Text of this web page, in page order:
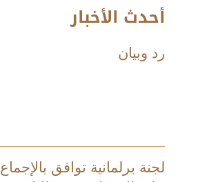
أحدث الأخبار
رد وبيان
لجنة برلمانية توافق بالإجماع